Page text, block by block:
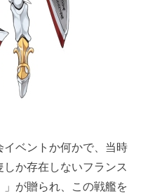
ベントか何かで、当時
か存在しないフランス
が贈られ、この戦艦を